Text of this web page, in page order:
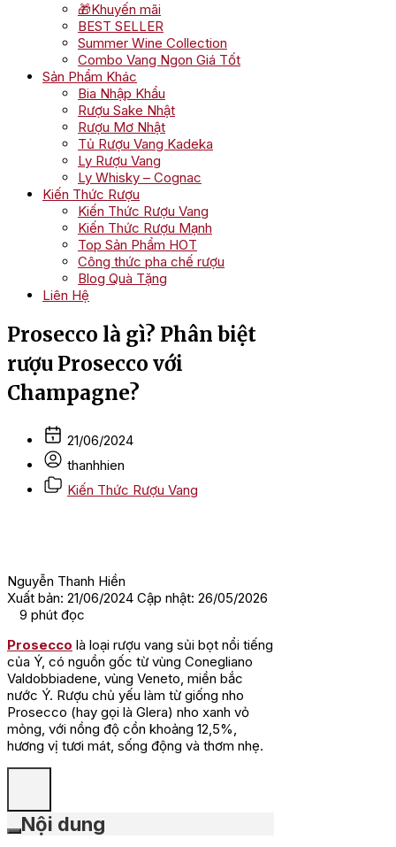
🎁Khuyến mãi
BEST SELLER
Summer Wine Collection
Combo Vang Ngon Giá Tốt
Sản Phẩm Khác
Bia Nhập Khẩu
Rượu Sake Nhật
Rượu Mơ Nhật
Tủ Rượu Vang Kadeka
Ly Rượu Vang
Ly Whisky – Cognac
Kiến Thức Rượu
Kiến Thức Rượu Vang
Kiến Thức Rượu Mạnh
Top Sản Phẩm HOT
Công thức pha chế rượu
Blog Quà Tặng
Liên Hệ
Prosecco là gì? Phân biệt
rượu Prosecco với
Champagne?
21/06/2024
thanhhien
Kiến Thức Rượu Vang
Nguyễn Thanh Hiền
Xuất bản: 21/06/2024 Cập nhật: 26/05/2026
9 phút đọc
Prosecco là loại rượu vang sủi bọt nổi tiếng
của Ý, có nguồn gốc từ vùng Conegliano
Valdobbiadene, vùng Veneto, miền bắc
nước Ý. Rượu chủ yếu làm từ giống nho
Prosecco (hay gọi là Glera) nho xanh vỏ
mỏng, với nồng độ cồn khoảng 12,5%,
hương vị tươi mát, sống động và thơm nhẹ.
Nội dung